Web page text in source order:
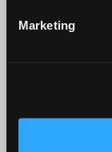
Marketing